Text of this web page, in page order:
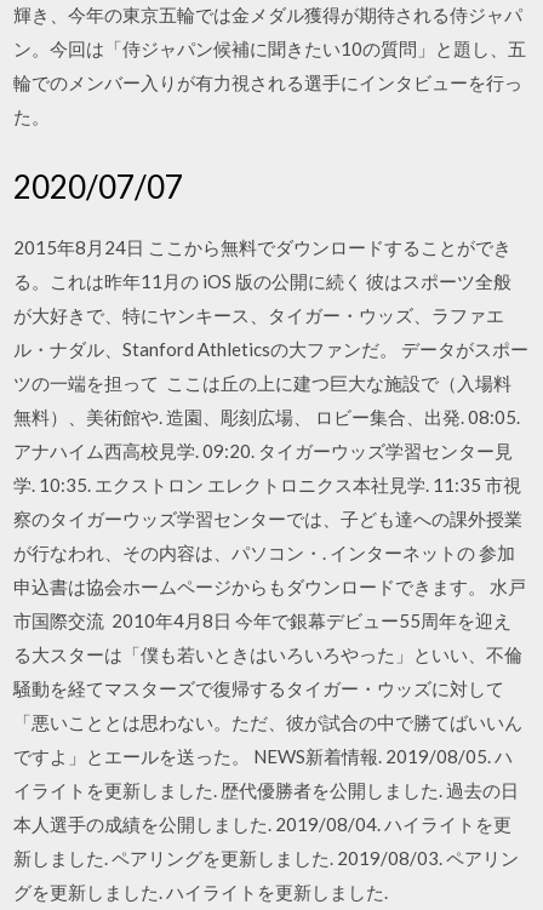
輝き、今年の東京五輪では金メダル獲得が期待される侍ジャパ
ン。今回は「侍ジャパン候補に聞きたい10の質問」と題し、五
輪でのメンバー入りが有力視される選手にインタビューを行っ
た。
2020/07/07
2015年8月24日 ここから無料でダウンロードすることができ
る。これは昨年11月の iOS 版の公開に続く 彼はスポーツ全般
が大好きで、特にヤンキース、タイガー・ウッズ、ラファエ
ル・ナダル、Stanford Athleticsの大ファンだ。 データがスポー
ツの一端を担って ここは丘の上に建つ巨大な施設で（入場料
無料）、美術館や. 造園、彫刻広場、 ロビー集合、出発. 08:05.
アナハイム西高校見学. 09:20. タイガーウッズ学習センター見
学. 10:35. エクストロン エレクトロニクス本社見学. 11:35 市視
察のタイガーウッズ学習センターでは、子ども達への課外授業
が行なわれ、その内容は、パソコン・. インターネットの 参加
申込書は協会ホームページからもダウンロードできます。 水戸
市国際交流 2010年4月8日 今年で銀幕デビュー55周年を迎え
る大スターは「僕も若いときはいろいろやった」といい、不倫
騒動を経てマスターズで復帰するタイガー・ウッズに対して
「悪いこととは思わない。ただ、彼が試合の中で勝てばいいん
ですよ」とエールを送った。 NEWS新着情報. 2019/08/05. ハ
イライトを更新しました. 歴代優勝者を公開しました. 過去の日
本人選手の成績を公開しました. 2019/08/04. ハイライトを更
新しました. ペアリングを更新しました. 2019/08/03. ペアリン
グを更新しました. ハイライトを更新しました.